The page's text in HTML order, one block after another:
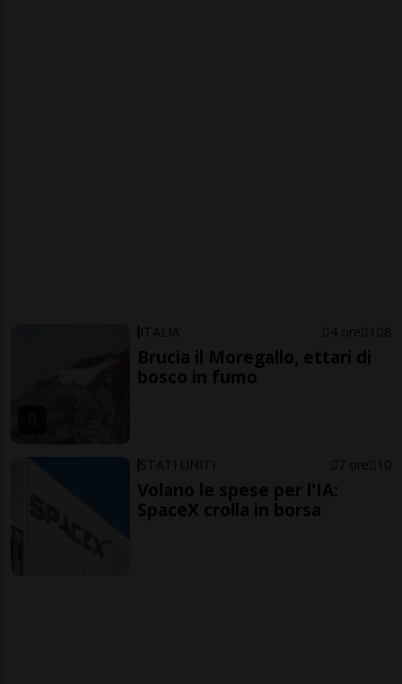
ITALIA 4 ore 1 8
Brucia il Moregallo, ettari di
bosco in fumo
STATI UNITI 7 ore 10
Volano le spese per l'IA:
SpaceX crolla in borsa